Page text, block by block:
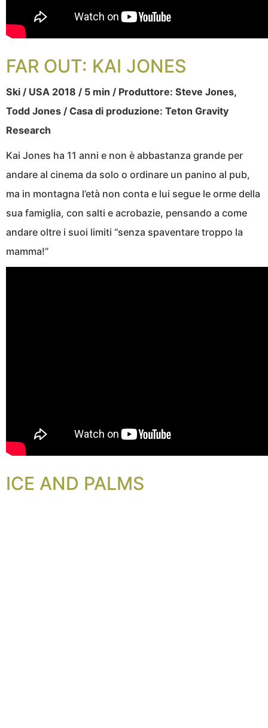
FAR OUT: KAI JONES
Ski / USA 2018 / 5 min / Produttore: Steve Jones,
Todd Jones / Casa di produzione: Teton Gravity
Research
Kai Jones ha 11 anni e non è abbastanza grande per
andare al cinema da solo o ordinare un panino al pub,
ma in montagna l’età non conta e lui segue le orme della
sua famiglia, con salti e acrobazie, pensando a come
andare oltre i suoi limiti “senza spaventare troppo la
mamma!”
ICE AND PALMS